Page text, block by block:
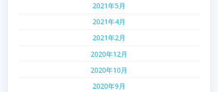
2021年5月
2021年4月
2021年2月
2020年12月
2020年10月
2020年9月